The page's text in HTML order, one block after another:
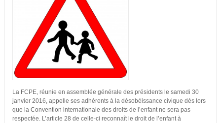
La FCPE, réunie en assemblée générale des présidents le samedi 30
janvier 2016, appelle ses adhérents à la désobéissance civique dès lors
que la Convention internationale des droits de l’enfant ne sera pas
respectée. L’article 28 de celle-ci reconnaît le droit de l’enfant à